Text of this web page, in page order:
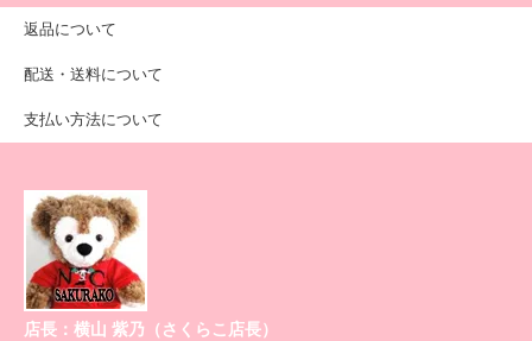
返品について
配送・送料について
支払い方法について
店長：横山 紫乃（さくらこ店長）